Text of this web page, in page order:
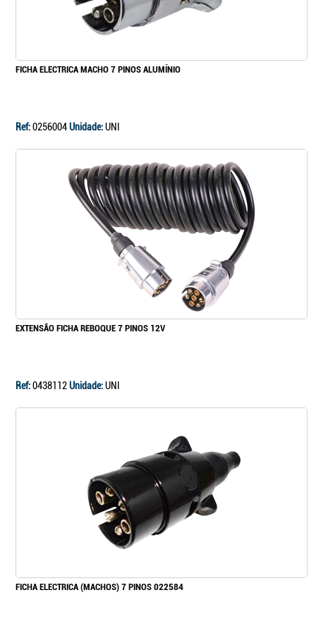
FICHA ELECTRICA MACHO 7 PINOS ALUMÍNIO
Ref:0256004Unidade:UNI
EXTENSÃO FICHA REBOQUE 7 PINOS 12V
Ref:0438112Unidade:UNI
FICHA ELECTRICA (MACHOS) 7 PINOS 022584
Ir para o carrinho